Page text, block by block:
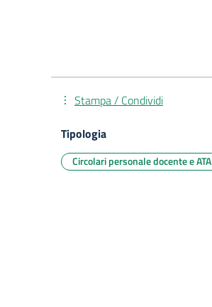
Stampa / Condividi
Tipologia
Circolari personale docente e